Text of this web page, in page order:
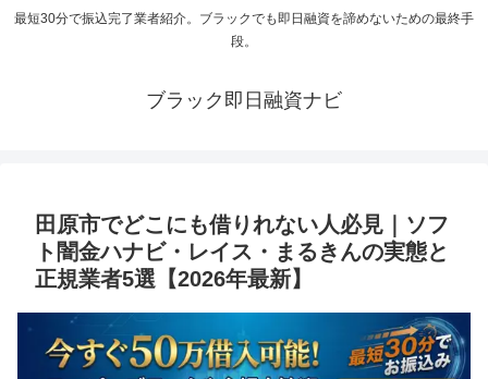
最短30分で振込完了業者紹介。ブラックでも即日融資を諦めないための最終手
段。
ブラック即日融資ナビ
田原市でどこにも借りれない人必見｜ソフ
ト闇金ハナビ・レイス・まるきんの実態と
正規業者5選【2026年最新】